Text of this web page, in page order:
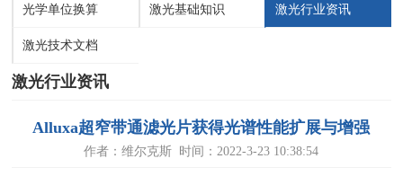
光学单位换算 激光基础知识 激光行业资讯
激光技术文档
激光行业资讯
Alluxa超窄带通滤光片获得光谱性能扩展与增强
作者：维尔克斯 时间：2022-3-23 10:38:54